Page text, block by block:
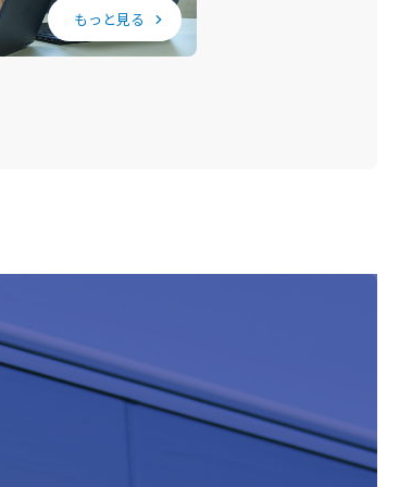
もっと見る chevron_right